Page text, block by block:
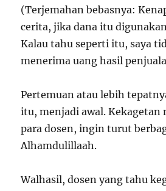
(Terjemahan bebasnya:
cerita, jika dana itu
Kalau tahu seperti itu, saya
menerima uang hasil
Pertemuan atau lebih
itu, menjadi awal. Kekagetan
para dosen, ingin turut
Alhamdulillaah.
Walhasil, dosen yang tahu